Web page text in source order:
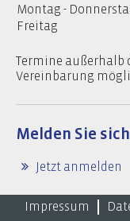
Montag -
Freitag
Termine außerhalb
Vereinbarung
Melden Sie
Jetzt anmelden
Impressum